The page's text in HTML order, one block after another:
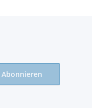
Abonnieren